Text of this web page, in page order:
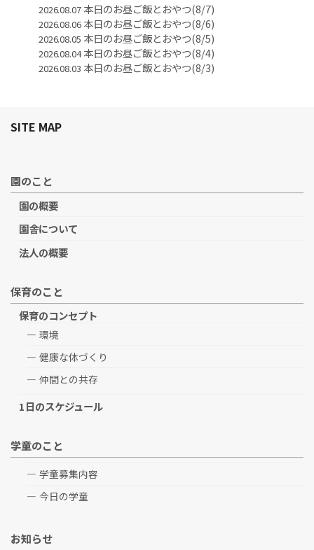
2026.08.07本日のお昼ご飯とおやつ(8/7)
2026.08.06本日のお昼ご飯とおやつ(8/6)
2026.08.05 本日のお昼ご飯とおやつ(8/5)
2026.08.04本日のお昼ご飯とおやつ(8/4)
2026.08.03 本日のお昼ご飯とおやつ(8/3)
SITE MAP
園のこと
園の概要
園舎について
法人の概要
保育のこと
保育のコンセプト
環境
健康な体づくり
仲間との共存
1日のスケジュール
学童のこと
学童募集内容
今日の学童
お知らせ